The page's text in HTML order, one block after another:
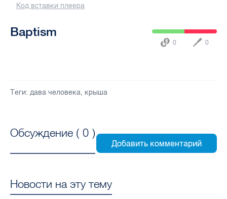
Код вставки плеера
Baptism
0 0
Теги: дава человека, крыша
Обсуждение ( 0 )
Новости на эту тему